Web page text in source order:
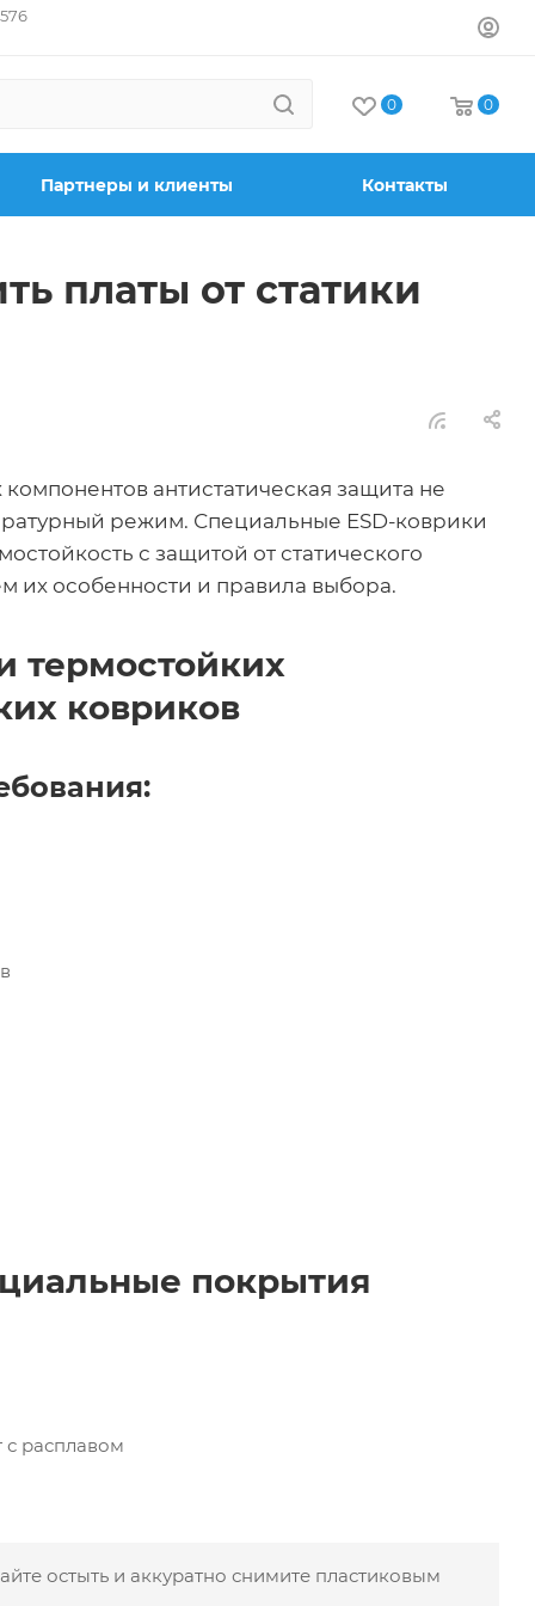
0 0
Партнеры и клиенты Контакты
платы от статики
антистатическая защита не
режим. Специальные ESD-коврики
с защитой от статического
их особенности и правила выбора.
термостойких
ковриков
покрытия
с расплавом
остыть и аккуратно снимите пластиковым